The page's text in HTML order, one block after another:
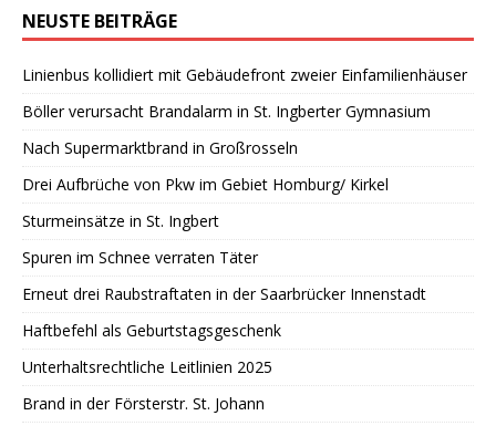
NEUSTE BEITRÄGE
Linienbus kollidiert mit Gebäudefront zweier Einfamilienhäuser
Böller verursacht Brandalarm in St. Ingberter Gymnasium
Nach Supermarktbrand in Großrosseln
Drei Aufbrüche von Pkw im Gebiet Homburg/ Kirkel
Sturmeinsätze in St. Ingbert
Spuren im Schnee verraten Täter
Erneut drei Raubstraftaten in der Saarbrücker Innenstadt
Haftbefehl als Geburtstagsgeschenk
Unterhaltsrechtliche Leitlinien 2025
Brand in der Försterstr. St. Johann